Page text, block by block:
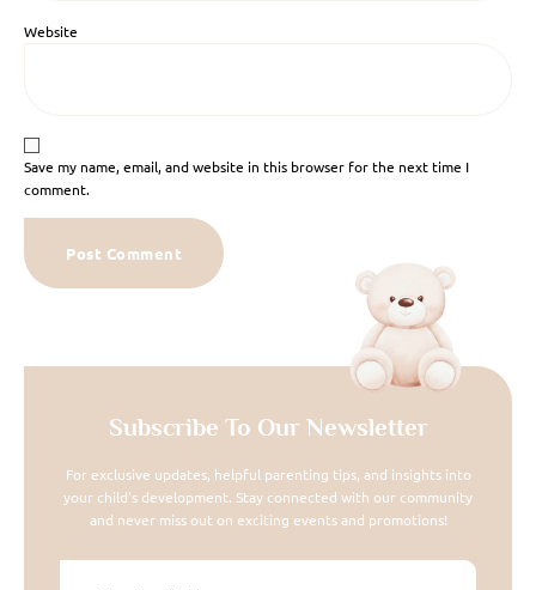
Website
Save my name, email, and website in this browser for the next time I
comment.
Subscribe To Our Newsletter
For exclusive updates, helpful parenting tips, and insights into
your child's development. Stay connected with our community
and never miss out on exciting events and promotions!